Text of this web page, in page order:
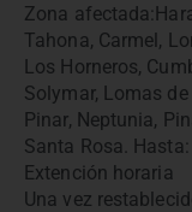
Zona
Tahona, Carmel,
Los Horneros,
Solymar, Lomas
Pinar, Neptunia,
Santa Rosa.
Extención horaria
Una vez